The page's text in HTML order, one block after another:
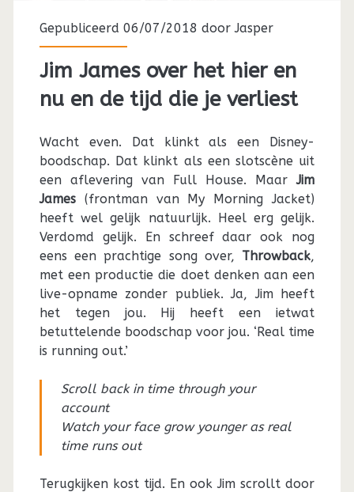
Gepubliceerd 06/07/2018 doorJasper
Jim James over het hier en
nu en de tijd die je verliest
Wacht even. Dat klinkt als een Disney-
boodschap. Dat klinkt als een slotscène uit
een aflevering van Full House. MaarJim
James(frontman van My Morning Jacket)
heeft wel gelijk natuurlijk. Heel erg gelijk.
Verdomd gelijk. En schreef daar ook nog
eens een prachtige song over, Throwback,
met een productie die doet denken aan een
live-opname zonder publiek. Ja, Jim heeft
het tegen jou. Hij heeft een ietwat
betuttelende boodschap voor jou. ‘Real time
is running out.’
Scroll back in time through your
account
Watch your face grow younger as real
time runs out
Terugkijken kost tijd. En ook Jim scrollt door